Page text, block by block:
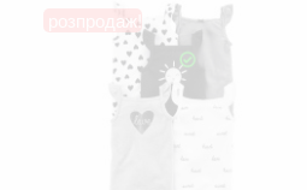
розпродаж!